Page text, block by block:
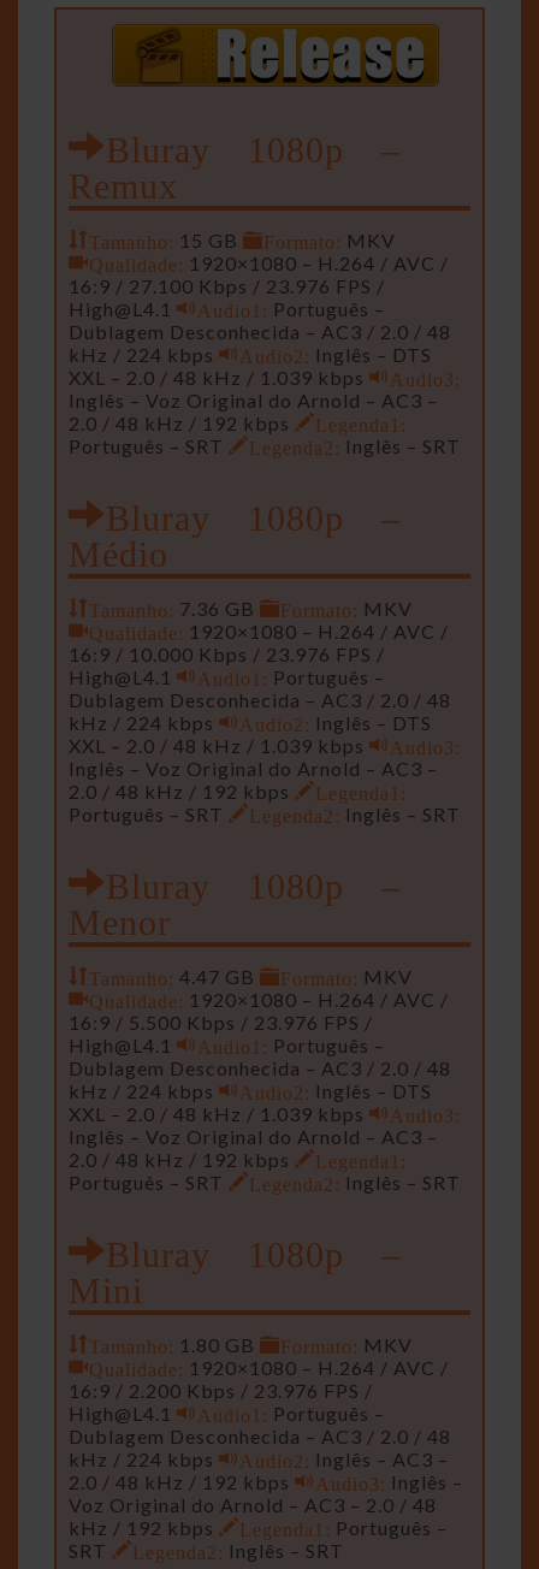
Bluray 1080p –
Remux
Tamanho: 15 GB Formato: MKV
Qualidade: 1920×1080 – H.264 / AVC /
16:9 / 27.100 Kbps / 23.976 FPS /
High@L4.1
Audio1: Português –
Dublagem Desconhecida – AC3 / 2.0 / 48
kHz / 224 kbps
Audio2: Inglês – DTS
XXL – 2.0 / 48 kHz / 1.039 kbps
Audio3:
Inglês – Voz Original do Arnold – AC3 –
2.0 / 48 kHz / 192 kbps
Legenda1:
Português – SRT
Legenda2: Inglês – SRT
Bluray 1080p –
Médio
Tamanho: 7.36 GB Formato: MKV
Qualidade: 1920×1080 – H.264 / AVC /
16:9 / 10.000 Kbps / 23.976 FPS /
High@L4.1
Audio1: Português –
Dublagem Desconhecida – AC3 / 2.0 / 48
kHz / 224 kbps
Audio2: Inglês – DTS
XXL – 2.0 / 48 kHz / 1.039 kbps
Audio3:
Inglês – Voz Original do Arnold – AC3 –
2.0 / 48 kHz / 192 kbps
Legenda1:
Português – SRT
Legenda2: Inglês – SRT
Bluray 1080p –
Menor
Tamanho: 4.47 GB Formato: MKV
Qualidade: 1920×1080 – H.264 / AVC /
16:9 / 5.500 Kbps / 23.976 FPS /
High@L4.1
Audio1: Português –
Dublagem Desconhecida – AC3 / 2.0 / 48
kHz / 224 kbps
Audio2: Inglês – DTS
XXL – 2.0 / 48 kHz / 1.039 kbps
Audio3:
Inglês – Voz Original do Arnold – AC3 –
2.0 / 48 kHz / 192 kbps
Legenda1:
Português – SRT
Legenda2: Inglês – SRT
Bluray 1080p –
Mini
Tamanho: 1.80 GB Formato: MKV
Qualidade: 1920×1080 – H.264 / AVC /
16:9 / 2.200 Kbps / 23.976 FPS /
High@L4.1
Audio1: Português –
Dublagem Desconhecida – AC3 / 2.0 / 48
kHz / 224 kbps
Audio2: Inglês – AC3 –
2.0 / 48 kHz / 192 kbps
Audio3: Inglês –
Voz Original do Arnold – AC3 – 2.0 / 48
kHz / 192 kbps
Legenda1: Português –
SRT
Legenda2: Inglês – SRT